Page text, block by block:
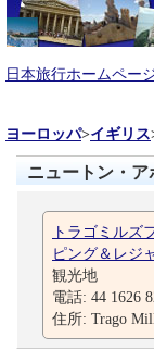
日本旅行ホームペー
ヨーロッパ>イギリス
ニュートン・
トラゴミルズ
ピング＆レジ
観光地
電話: 44 1626
住所: Trago